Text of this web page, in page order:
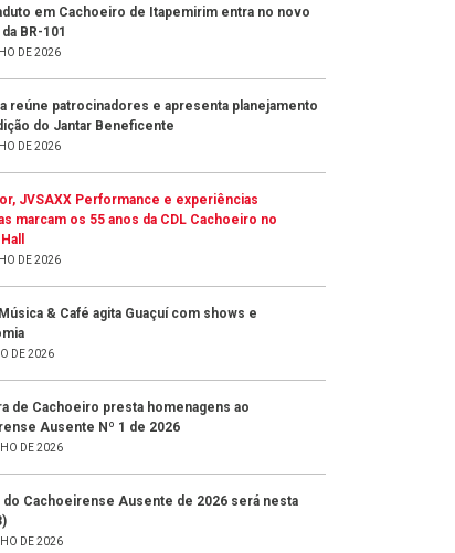
em Cachoeiro de Itapemirim entra no novo
BR-101
DE 2026
reúne patrocinadores e apresenta planejamento
do Jantar Beneficente
DE 2026
JVSAXX Performance e experiências
marcam os 55 anos da CDL Cachoeiro no
DE 2026
& Café agita Guaçuí com shows e
DE 2026
de Cachoeiro presta homenagens ao
Ausente Nº 1 de 2026
DE 2026
do Cachoeirense Ausente de 2026 será nesta
DE 2026